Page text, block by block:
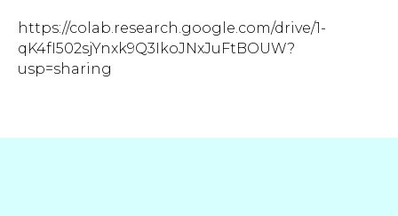
https://colab.research.google.com/drive/1-
qK4fI502sjYnxk9Q3IkoJNxJuFtBOUW?
usp=sharing